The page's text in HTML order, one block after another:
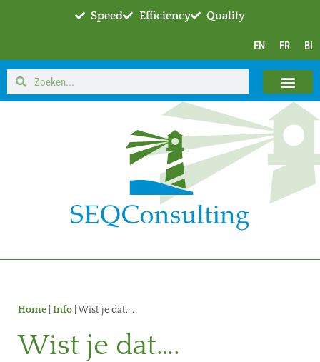
Speed Efficiency Quality
EN FR BI
Home Info Wist je dat....
Wist je dat….